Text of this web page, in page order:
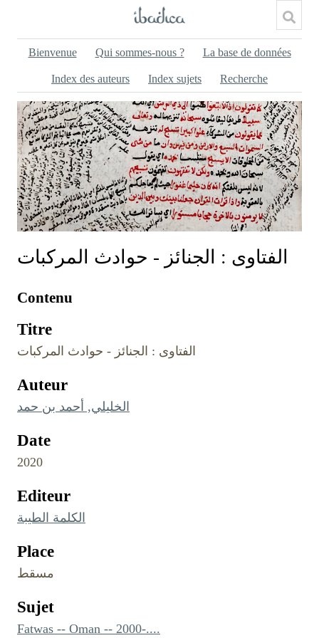
Bienvenue Qui sommes-nous ? La base de données
Index des auteurs Index sujets Recherche
الفتاوى : الجنائز - حوادث المركبات
Contenu
Titre
الفتاوى : الجنائز - حوادث المركبات
Auteur
الخليلي, أحمد بن حمد
Date
2020
Editeur
الكلمة الطيبة
Place
مسقط
Sujet
Fatwas -- Oman -- 2000-....